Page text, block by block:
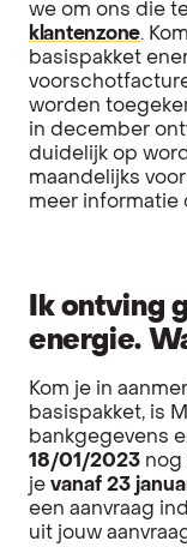
we om ons die
klantenzone.
basispakket
worden
in december
duidelijk op
maandelijks
meer informatie
Ik ontving
energie.
Kom je in
basispakket, is
bankgegevens
18/01/2023 nog
je vanaf 23
een aanvraag
uit jouw